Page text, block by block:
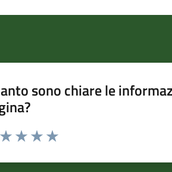
sono chiare le
da 1 a 5 stelle la pagina